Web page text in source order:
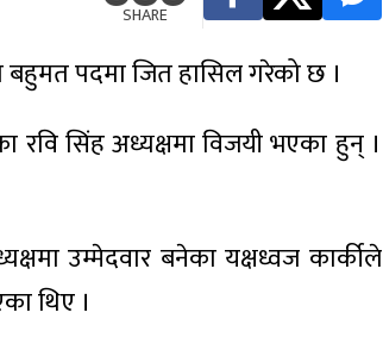
SHARE
बहुमत पदमा जित हासिल गरेको छ ।
रवि सिंह अध्यक्षमा विजयी भएका हुन् ।
उम्मेदवार बनेका यक्षध्वज कार्कीले
थिए ।